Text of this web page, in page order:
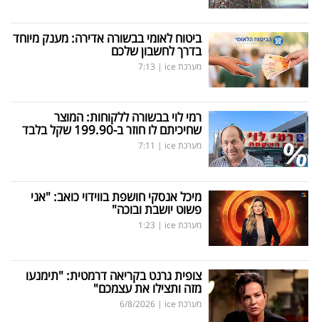
ביטוח לאומי בבשורה אדירה: מענק מיוחד
בדרך לחשבון שלכם
מערכת ice |
7:13
רמי לוי בבשורה ללקוחות: המוצר
שחיכיתם לו חוזר ב-199.90 שקל בלבד
מערכת ice |
7:11
מיכל אנסקי חושפת בווידוי כואב: "אני
פשוט יושבת ובוכה"
מערכת ice |
1:23
צופית גרנט בקריאה דרמטית: "תימנעו
מזה ותצילו את עצמכם"
מערכת ice |
6/8/2026